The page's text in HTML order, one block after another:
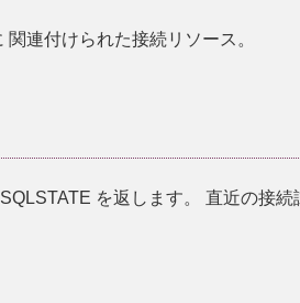
連付けられた接続リソース。
を返します。 直近の接